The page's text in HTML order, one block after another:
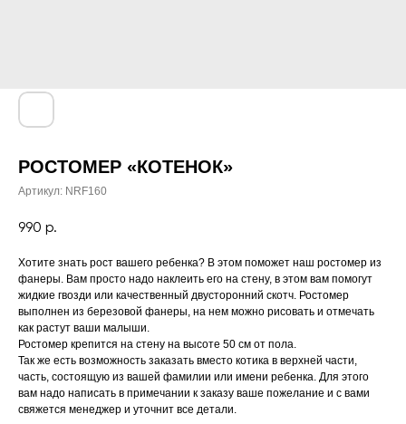
РОСТОМЕР «КОТЕНОК»
Артикул: NRF160
990 р.
Хотите знать рост вашего ребенка? В этом поможет наш ростомер из
фанеры. Вам просто надо наклеить его на стену, в этом вам помогут
жидкие гвозди или качественный двусторонний скотч. Ростомер
выполнен из березовой фанеры, на нем можно рисовать и отмечать
как растут ваши малыши.
Ростомер крепится на стену на высоте 50 см от пола.
Так же есть возможность заказать вместо котика в верхней части,
часть, состоящую из вашей фамилии или имени ребенка. Для этого
вам надо написать в примечании к заказу ваше пожелание и с вами
свяжется менеджер и уточнит все детали.